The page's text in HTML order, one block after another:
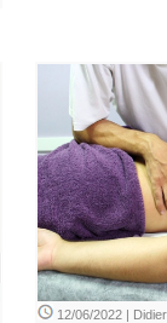
12/06/2022 |